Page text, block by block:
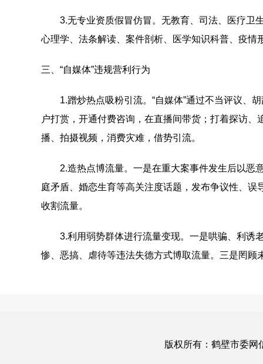
3.无专业资质假冒仿冒。无教育、司法、医疗卫生
心理学、法条解读、案件剖析、医学知识科普、疫情
三、“自媒体”违规营利行为
1.蹭炒热点吸粉引流。“自媒体”通过不当评议、胡
户打赏，开通付费咨询，在直播间带货；打着探访
播、拍摄视频，消费灾难，借势引流。
2.造热点博流量。一是在重大案事件发生后以恶意
庭矛盾、婚恋生育等高关注度话题，发布争议性、误
收割流量。
3.利用弱势群体进行流量变现。一是哄骗、利诱老
惨、恶搞、虐待等违法失德方式博取流量。三是罔顾
版权所有：鹤壁市委